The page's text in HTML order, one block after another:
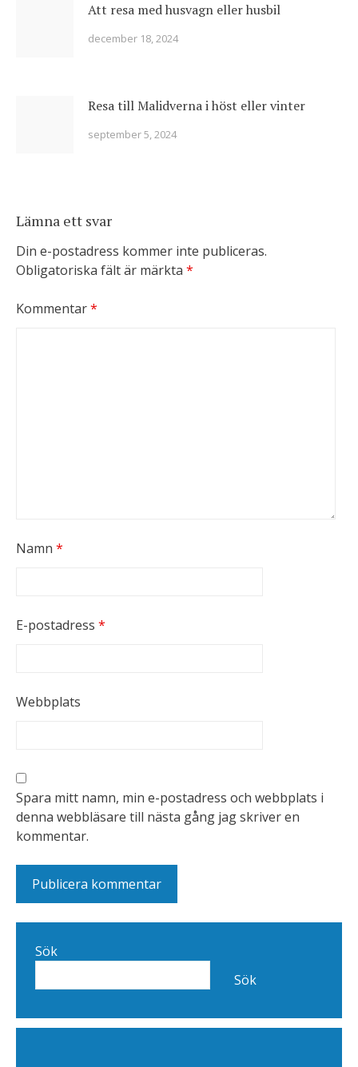
Att resa med husvagn eller husbil
december 18, 2024
Resa till Malidverna i höst eller vinter
september 5, 2024
Lämna ett svar
Din e-postadress kommer inte publiceras.
Obligatoriska fält är märkta *
Kommentar*
Namn *
E-postadress *
Webbplats
Spara mitt namn, min e-postadress och webbplats i
denna webbläsare till nästa gång jag skriver en
kommentar.
Sök
Sök